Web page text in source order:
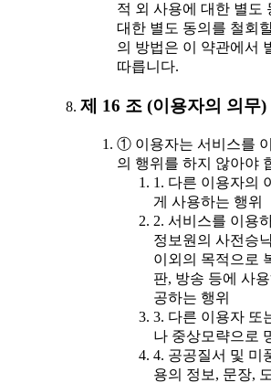
적 외 사용에 대한 별도
대한 별도 동의를 철회
의 방법은 이 약관에서
따릅니다.
제 16 조 (이용자의 의무)
① 이용자는 서비스를
의 행위를 하지 않아야
1. 다른 이용자의
게 사용하는 행위
2. 서비스를 이용
정보원의 사전승
이외의 목적으로
판, 방송 등에 사
공하는 행위
3. 다른 이용자 또
나 중상모략으로
4. 공공질서 및 미
용의 정보, 문장,